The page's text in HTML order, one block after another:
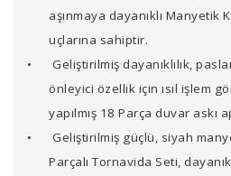
aşınmaya dayanıklı Manyetik
uçlarına sahiptir.
•
Geliştirilmiş dayanıklılık,
önleyici özellik için ısıl işlem
yapılmış 18 Parça duvar askı
•
Geliştirilmiş güçlü, siyah
Parçalı Tornavida Seti,